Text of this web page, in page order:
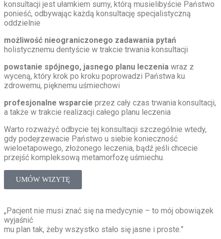
konsultacji jest ułamkiem sumy, którą musielibyście Państwo
ponieść, odbywając każdą konsultację specjalistyczną
oddzielnie
możliwość nieograniczonego zadawania pytań
holistycznemu dentyście w trakcie trwania konsultacji
powstanie spójnego, jasnego planu leczenia wraz z
wyceną, który krok po kroku poprowadzi Państwa ku
zdrowemu, pięknemu uśmiechowi
profesjonalne wsparcie przez cały czas trwania konsultacji,
a także w trakcie realizacji całego planu leczenia
Warto rozważyć odbycie tej konsultacji szczególnie wtedy,
gdy podejrzewacie Państwo u siebie konieczność
wieloetapowego, złożonego leczenia, bądź jeśli chcecie
przejść kompleksową metamorfozę uśmiechu.
UMÓW WIZYTĘ
„Pacjent nie musi znać się na medycynie – to mój obowiązek
wyjaśnić
mu plan tak, żeby wszystko stało się jasne i proste.”